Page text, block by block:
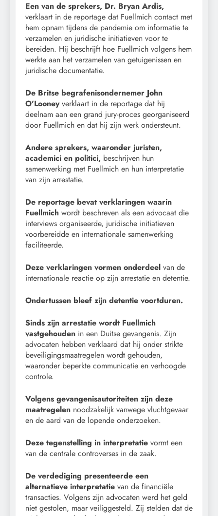
Een van de sprekers, Dr. Bryan Ardis,
verklaart in de reportage dat Fuellmich contact met
hem opnam tijdens de pandemie om informatie te
verzamelen en juridische initiatieven voor te
bereiden. Hij beschrijft hoe Fuellmich volgens hem
werkte aan het verzamelen van getuigenissen en
juridische documentatie.
De Britse begrafenisondernemer John
O’Looneyverklaart in de reportage dat hij
deelnam aan een grand jury-proces georganiseerd
door Fuellmich en dat hij zijn werk ondersteunt.
Andere sprekers, waaronder juristen,
academici en politici, beschrijven hun
samenwerking met Fuellmich en hun interpretatie
van zijn arrestatie.
De reportage bevat verklaringen waarin
Fuellmich wordt beschreven als een advocaat die
interviews organiseerde, juridische initiatieven
voorbereidde en internationale samenwerking
faciliteerde.
Deze verklaringen vormen onderdeel van de
internationale reactie op zijn arrestatie en detentie.
Ondertussen bleef zijn detentie voortduren.
Sinds zijn arrestatie wordt Fuellmich
vastgehouden in een Duitse gevangenis. Zijn
advocaten hebben verklaard dat hij onder strikte
beveiligingsmaatregelen wordt gehouden,
waaronder beperkte communicatie en verhoogde
controle.
Volgens gevangenisautoriteiten zijn deze
maatregelen noodzakelijk vanwege vluchtgevaar
en de aard van de lopende onderzoeken.
Deze tegenstelling in interpretatie vormt een
van de centrale controverses in de zaak.
De verdediging presenteerde een
alternatieve interpretatie van de financiële
transacties. Volgens zijn advocaten werd het geld
niet gestolen, maar veiliggesteld. Zij stelden dat de